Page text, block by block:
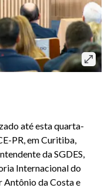
até esta quarta-
PR, em Curitiba,
da SGDES,
Internacional do
Antônio da Costa e